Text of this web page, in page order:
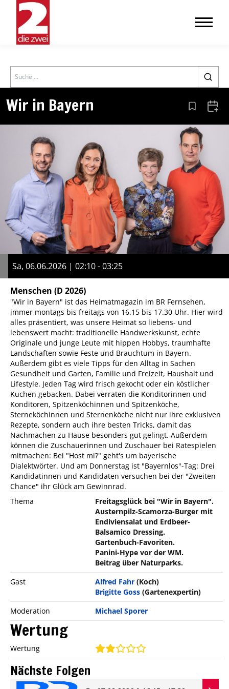
Search
Wir in Bayern Aus den
Sa, 06.06.2026 | 02:10 - 03:25
Menschen (D 2026)
"Wir in Bayern" ist das Heimatmagazin im BR Fernsehen,
immer montags bis freitags von 16.15 bis 17.30 Uhr. Hier wird
alles präsentiert, was unsere Heimat so liebens- und
lebenswert macht: traditionelle Handwerkskunst, echte
Originale und junge Leute mit hippen Hobbys, traumhafte
Landschaften sowie Feste und Brauchtum in Bayern.
Außerdem gibt es viele Tipps für den Alltag in Sachen
Gesundheit und Garten, Familie und Freizeit, Haushalt und
Lifestyle. Jeden Tag wird frisch gekocht oder ein köstlicher
Kuchen gebacken. Dabei verraten die Konditorinnen und
Konditoren, Spitzenköchinnen und Spitzenköche,
Sterneköchinnen und Sternenköche nicht nur ihre exklusiven
Rezepte, sondern auch ihre besten Tricks, damit das
Nachmachen zu Hause besonders gut gelingt. Außerdem
können die Zuschauerinnen und Zuschauer bei Ratespielen
mitmachen: Bei "Host mi?" geht's um bayerische
Dialektwörter. Und am Donnerstag ist "Bayernlos"-Tag: Drei
Kandidatinnen und Kandidaten versuchen bei der "Zweiten
Chance" ihr Glück am Gewinnrad.
Thema
Freitagsglück bei "Wir in Bayern".
Austernpilz-Scamorza-Burger mit
Endiviensalat und Erdbeer-
Balsamico Dressing.
Gartenbuch-Favoriten.
Panini-Hype vor der WM.
Beitrag über Naturparks.
Gast
Alfred Fahr (Koch)
Brigitte Goss (Gartenexpertin)
Moderation
Michael Sporer
Wertung
Wertung
Nächste Folgen